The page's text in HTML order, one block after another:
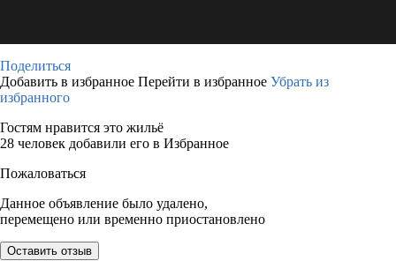
Поделиться
Добавить в избранное Перейти в избранное Убрать из
избранного
Гостям нравится это жильё
28 человек добавили его в Избранное
Пожаловаться
Данное объявление было удалено,
перемещено или временно приостановлено
Оставить отзыв